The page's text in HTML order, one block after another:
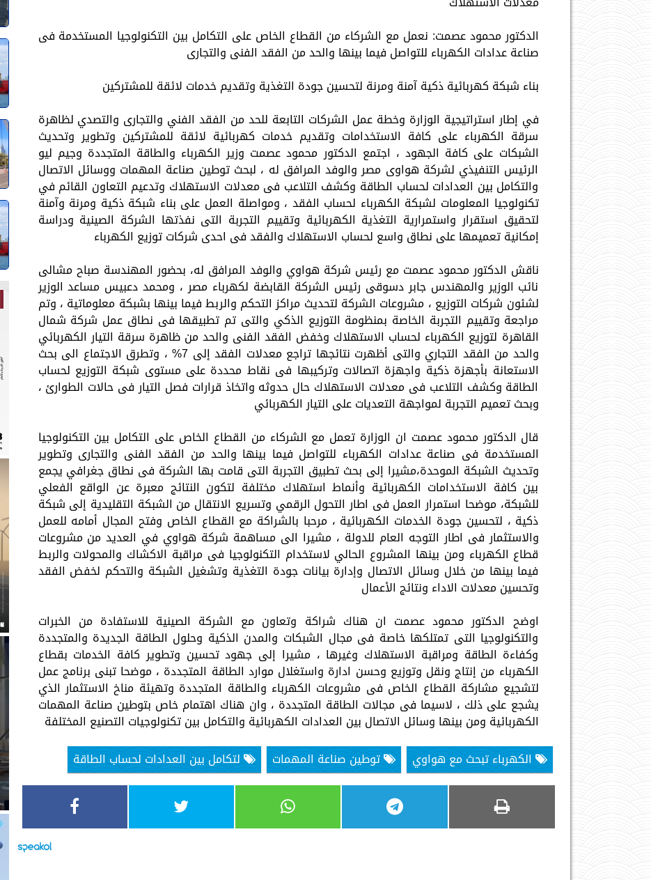
الدكتور محمود عصمت: نعمل مع الشركاء من القطاع الخاص على التكامل بين التكنولوجيا المستخدمة فى
صناعة عدادات الكهرباء للتواصل فيما بينها والحد من الفقد الفنى والتجارى
بناء شبكة كهربائية ذكية آمنة ومرنة لتحسين جودة التغذية وتقديم خدمات لائقة للمشتركين
في إطار استراتيجية الوزارة وخطة عمل الشركات التابعة للحد من الفقد الفني والتجارى والتصدي لظاهرة
سرقة الكهرباء على كافة الاستخدامات وتقديم خدمات كهربائية لائقة للمشتركين وتطوير وتحديث
الشبكات على كافة الجهود ، اجتمع الدكتور محمود عصمت وزير الكهرباء والطاقة المتجددة وجيم ليو
الرئيس التنفيذي لشركة هواوى مصر والوفد المرافق له ، لبحث توطين صناعة المهمات ووسائل الاتصال
والتكامل بين العدادات لحساب الطاقة وكشف التلاعب فى معدلات الاستهلاك وتدعيم التعاون القائم في
تكنولوجيا المعلومات لشبكة الكهرباء لحساب الفقد ، ومواصلة العمل على بناء شبكة ذكية ومرنة وآمنة
لتحقيق استقرار واستمرارية التغذية الكهربائية وتقييم التجربة التى نفذتها الشركة الصينية ودراسة
إمكانية تعميمها على نطاق واسع لحساب الاستهلاك والفقد فى احدى شركات توزيع الكهرباء
ناقش الدكتور محمود عصمت مع رئيس شركة هواوي والوفد المرافق له، بحضور المهندسة صباح مشالى
نائب الوزير والمهندس جابر دسوقى رئيس الشركة القابضة لكهرباء مصر ، ومحمد دعبيس مساعد الوزير
لشئون شركات التوزيع ، مشروعات الشركة لتحديث مراكز التحكم والربط فيما بينها بشبكة معلوماتية ، وتم
مراجعة وتقييم التجربة الخاصة بمنظومة التوزيع الذكي والتى تم تطبيقها فى نطاق عمل شركة شمال
القاهرة لتوزيع الكهرباء لحساب الاستهلاك وخفض الفقد الفنى والحد من ظاهرة سرقة التيار الكهربائي
والحد من الفقد التجاري والتى أظهرت نتائجها تراجع معدلات الفقد إلى 7% ، وتطرق الاجتماع الى بحث
الاستعانة بأجهزة ذكية واجهزة اتصالات وتركيبها فى نقاط محددة على مستوى شبكة التوزيع لحساب
الطاقة وكشف التلاعب فى معدلات الاستهلاك حال حدوثه واتخاذ قرارات فصل التيار فى حالات الطوارئ ،
وبحث تعميم التجربة لمواجهة التعديات على التيار الكهربائي
قال الدكتور محمود عصمت ان الوزارة تعمل مع الشركاء من القطاع الخاص على التكامل بين التكنولوجيا
المستخدمة فى صناعة عدادات الكهرباء للتواصل فيما بينها والحد من الفقد الفنى والتجارى وتطوير
وتحديث الشبكة الموحدة،مشيرا إلى بحث تطبيق التجربة التى قامت بها الشركة فى نطاق جغرافي يجمع
بين كافة الاستخدامات الكهربائية وأنماط استهلاك مختلفة لتكون النتائج معبرة عن الواقع الفعلي
للشبكة، موضحا استمرار العمل فى اطار التحول الرقمي وتسريع الانتقال من الشبكة التقليدية إلى شبكة
ذكية ، لتحسين جودة الخدمات الكهربائية ، مرحبا بالشراكة مع القطاع الخاص وفتح المجال أمامه للعمل
والاستثمار فى اطار التوجه العام للدولة ، مشيرا الى مساهمة شركة هواوي في العديد من مشروعات
قطاع الكهرباء ومن بينها المشروع الحالي لاستخدام التكنولوجيا فى مراقبة الاكشاك والمحولات والربط
فيما بينها من خلال وسائل الاتصال وإدارة بيانات جودة التغذية وتشغيل الشبكة والتحكم لخفض الفقد
وتحسين معدلات الاداء ونتائج الأعمال
اوضح الدكتور محمود عصمت ان هناك شراكة وتعاون مع الشركة الصينية للاستفادة من الخبرات
والتكنولوجيا التى تمتلكها خاصة فى مجال الشبكات والمدن الذكية وحلول الطاقة الجديدة والمتجددة
وكفاءة الطاقة ومراقبة الاستهلاك وغيرها ، مشيرا إلى جهود تحسين وتطوير كافة الخدمات بقطاع
الكهرباء من إنتاج ونقل وتوزيع وحسن ادارة واستغلال موارد الطاقة المتجددة ، موضحا تبنى برنامج عمل
لتشجيع مشاركة القطاع الخاص فى مشروعات الكهرباء والطاقة المتجددة وتهيئة مناخ الاستثمار الذي
يشجع على ذلك ، لاسيما فى مجالات الطاقة المتجددة ، وان هناك اهتمام خاص بتوطين صناعة المهمات
الكهربائية ومن بينها وسائل الاتصال بين العدادات الكهربائية والتكامل بين تكنولوجيات التصنيع المختلفة
الكهرباء تبحث مع هواوي
توطين صناعة المهمات لتكامل بين العدادات لحساب الطاقة